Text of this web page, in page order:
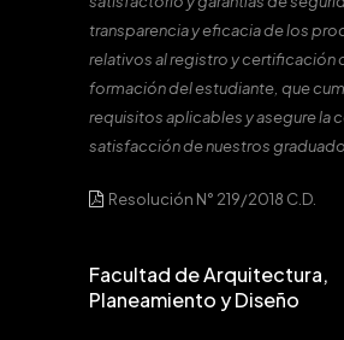
transparencia y eficacia de los
relativos al registro y certificación
formación del estudiante, que
requisitos aplicables y asegure la
satisfacción de nuestros
Resolución N° 219/2018 C.D.
Facultad de Arquitectura,
Planeamiento y Diseño